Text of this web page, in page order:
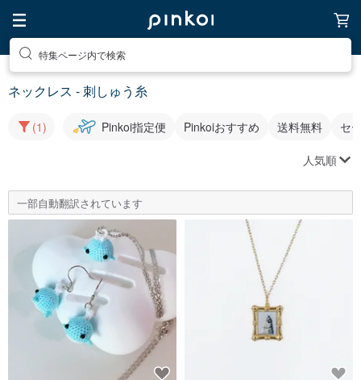
特集ページ内で検索
ネックレス - 刺しゅう糸
(1) Pinkoi指定便 Pinkoiおすすめ 送料無料 セ
人気順
一部自動翻訳されています